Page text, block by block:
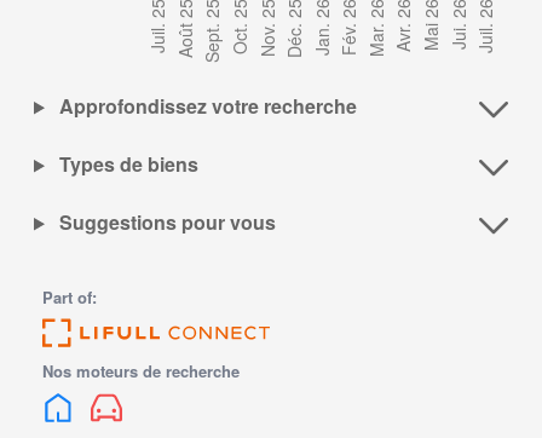
Approfondissez votre recherche
Types de biens
Suggestions pour vous
Part of:
Nos moteurs de recherche